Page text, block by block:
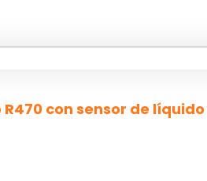
con sensor de líquido